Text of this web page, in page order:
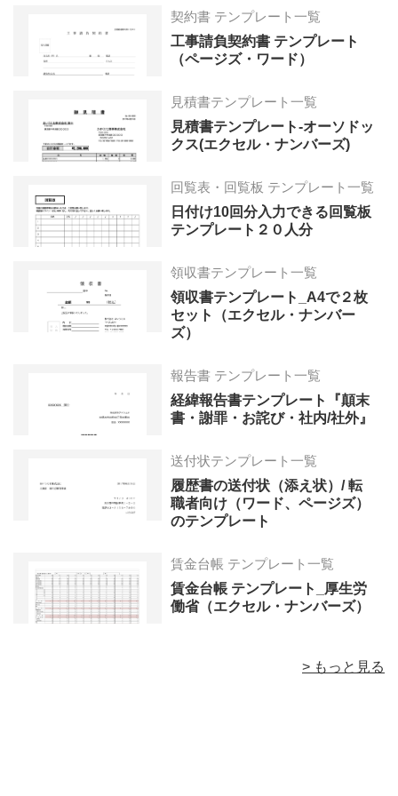
契約書 テンプレート一覧
工事請負契約書 テンプレート
（ページズ・ワード）
見積書テンプレート一覧
見積書テンプレート-オーソドッ
クス(エクセル・ナンバーズ)
回覧表・回覧板 テンプレート一覧
日付け10回分入力できる回覧板
テンプレート２０人分
領収書テンプレート一覧
領収書テンプレート_A4で２枚
セット（エクセル・ナンバー
ズ）
報告書 テンプレート一覧
経緯報告書テンプレート『顛末
書・謝罪・お詫び・社内/社外』
送付状テンプレート一覧
履歴書の送付状（添え状）/ 転
職者向け（ワード、ページズ）
のテンプレート
賃金台帳 テンプレート一覧
賃金台帳 テンプレート_厚生労
働省（エクセル・ナンバーズ）
> もっと見る